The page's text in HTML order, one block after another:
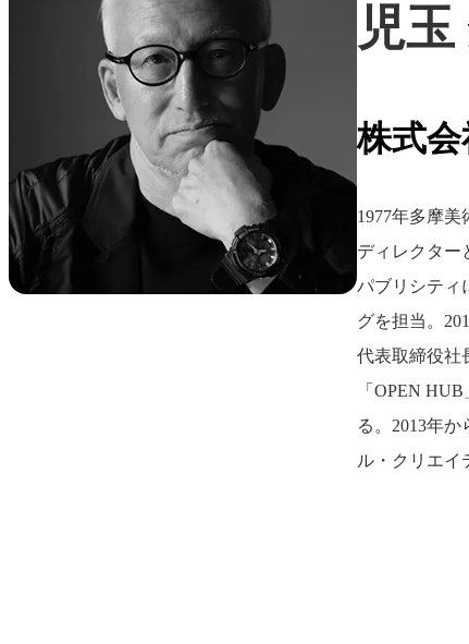
児玉
株式
1977年多摩
ディレクター
パブリシティ
グを担当。
代表取締役社
「OPEN
る。2013年
ル・クリエイ